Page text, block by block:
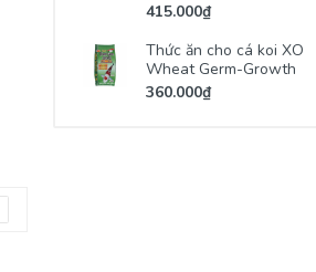
415.000₫
Thức ăn cho cá koi XO
Wheat Germ-Growth
360.000₫